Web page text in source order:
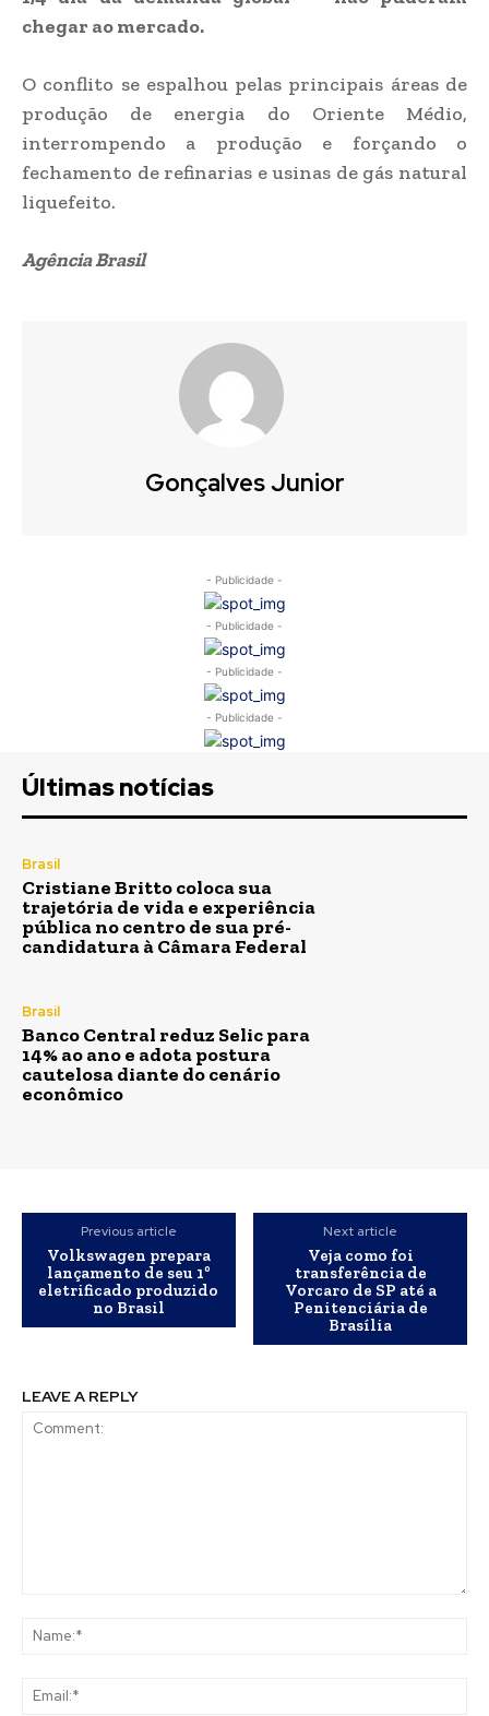
chegar ao mercado.
O conflito se espalhou pelas principais áreas de
produção de energia do Oriente Médio,
interrompendo a produção e forçando o
fechamento de refinarias e usinas de gás natural
liquefeito.
Agência Brasil
Gonçalves Junior
- Publicidade -
- Publicidade -
- Publicidade -
- Publicidade -
Últimas notícias
Brasil
Cristiane Britto coloca sua
trajetória de vida e experiência
pública no centro de sua pré-
candidatura à Câmara Federal
Brasil
Banco Central reduz Selic para
14% ao ano e adota postura
cautelosa diante do cenário
econômico
Previous article
Volkswagen prepara
lançamento de seu 1º
eletrificado produzido
no Brasil
Next article
Veja como foi
transferência de
Vorcaro de SP até a
Penitenciária de
Brasília
LEAVE A REPLY